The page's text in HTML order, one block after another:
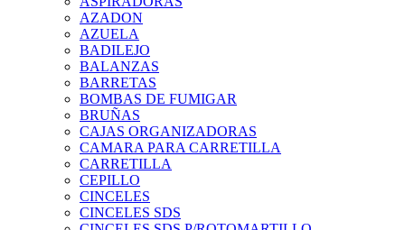
AZADON
AZUELA
BADILEJO
BALANZAS
BARRETAS
BOMBAS DE FUMIGAR
BRUÑAS
CAJAS ORGANIZADORAS
CAMARA PARA CARRETILLA
CARRETILLA
CEPILLO
CINCELES
CINCELES SDS